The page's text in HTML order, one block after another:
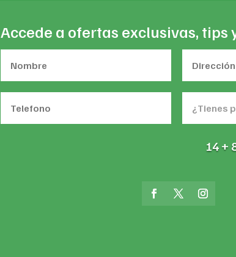
Accede a ofertas exclusivas, tips
14 +